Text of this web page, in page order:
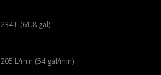
234 L (61.8 gal)
205 L/min (54 gal/min)